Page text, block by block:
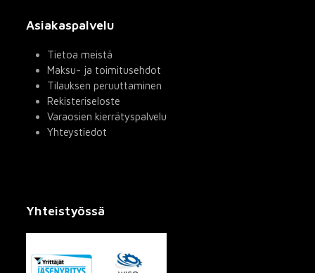
Asiakaspalvelu
Tietoa meistä
Maksu- ja toimitusehdot
Tilauksen peruuttaminen
Rekisteriseloste
Varaosien kierrätyspalvelu
Yhteystiedot
Yhteistyössä